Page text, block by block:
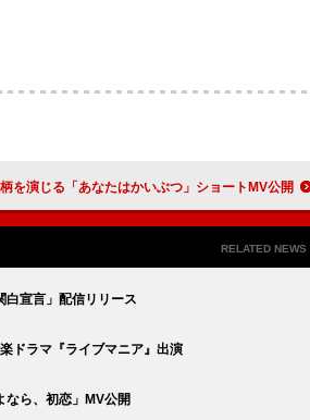
松井ケムリ（令和ロマン）が旧友の間柄を演じる「あなたはかいぶつ」ショートMV公開
RELATED NEWS
白宣言」配信リリース
ドラマ『ライブマニア』出演
なら、初恋」MV公開